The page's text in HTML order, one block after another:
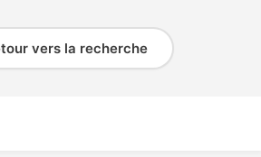
vers la recherche